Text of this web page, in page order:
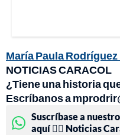
María Paula Rodríguez
NOTICIAS CARACOL
¿Tiene una historia
Escríbanos a
Suscríbase a
aquí 👉🏻 Noticias